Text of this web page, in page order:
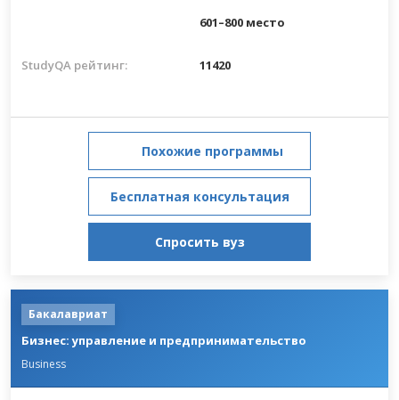
601–800 место
StudyQA рейтинг: 11420
Похожие программы
Бесплатная консультация
Спросить вуз
Бакалавриат
Бизнес: управление и предпринимательство
Business